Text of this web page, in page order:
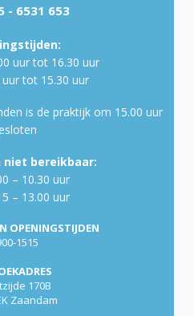
- 6531 653
uur tot 16.30 uur
tot 15.30 uur
is de praktijk om 15.00 uur
niet bereikbaar:
– 10.30 uur
– 13.00 uur
OPENINGSTIJDEN
1515
170B
Zaandam